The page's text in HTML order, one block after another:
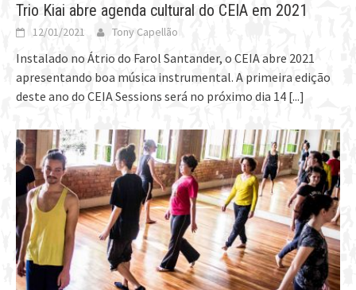
Trio Kiai abre agenda cultural do CEIA em 2021
12/01/2021 Tony Capellão
Instalado no Átrio do Farol Santander, o CEIA abre 2021
apresentando boa música instrumental. A primeira edição
deste ano do CEIA Sessions será no próximo dia 14 [...]